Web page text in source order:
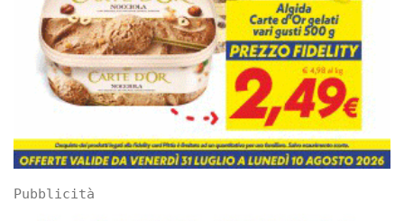
Pubblicità